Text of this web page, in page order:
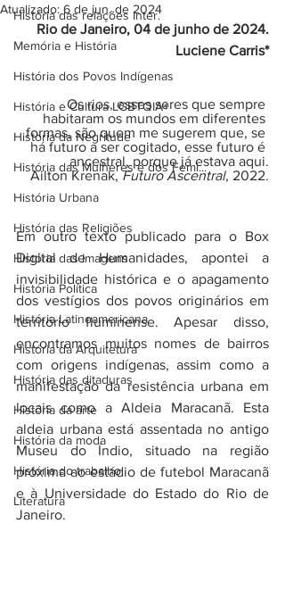
História das relações Inter.
Memória e História
História dos Povos Indígenas
História e Cultura LGBTQIA+
Historia da Negritude
História das Mulheres e dos Femi...
História Urbana
História das Religiões
História das Imagens
História Política
História Latinoamericana
História da Arquitetura
História das ditaduras
História da arte
História da moda
História do trabalho
Literatura
Atualizado: 6 de jun. de 2024
Rio de Janeiro, 04 de junho de 2024.
Luciene Carris*
Os rios, esses seres que sempre
habitaram os mundos em diferentes
formas, são quem me sugerem que, se
há futuro a ser cogitado, esse futuro é
ancestral, porque já estava aqui.
Ailton Krenak, Futuro Ascentral, 2022.
Em outro texto publicado para o Box
Digital de Humanidades, apontei a
invisibilidade histórica e o apagamento
dos vestígios dos povos originários em
território fluminense. Apesar disso,
encontramos muitos nomes de bairros
com origens indígenas, assim como a
manifestação da resistência urbana em
locais como a Aldeia Maracanã. Esta
aldeia urbana está assentada no antigo
Museu do Índio, situado na região
próxima ao estádio de futebol Maracanã
e à Universidade do Estado do Rio de
Janeiro.